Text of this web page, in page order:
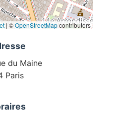
| ©OpenStreetMapcontributors
du Maine
Paris